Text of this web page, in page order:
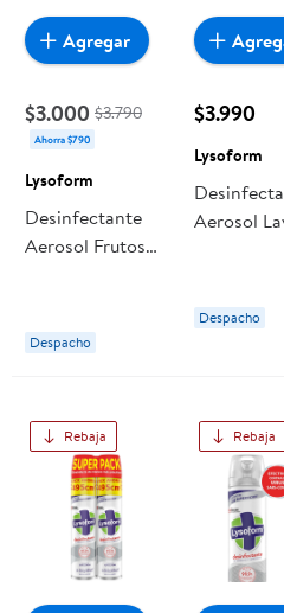
$3.000 $3.790
Ahorra $790
Lysoform
Desinfectante
Aerosol Frutos
Despacho
Agregar
$3.990
Lysoform
Aerosol
Despacho
Rebaja Rebaja